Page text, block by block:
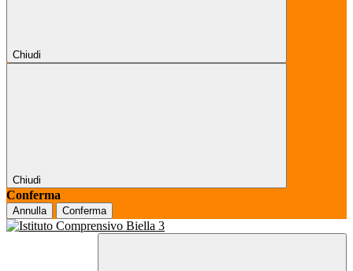
Chiudi
Chiudi
Conferma
Annulla Conferma